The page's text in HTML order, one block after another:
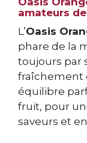
amateurs
L’Oasis
phare de la
toujours par
fraîchement
équilibre
fruit, pour
saveurs et